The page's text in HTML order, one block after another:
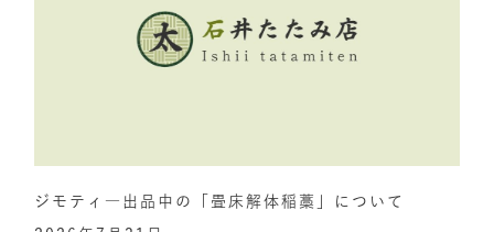
ジモティ―出品中の「畳床解体稲藁」について